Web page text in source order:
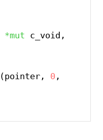
*mut c_void,
(pointer, 0 ,